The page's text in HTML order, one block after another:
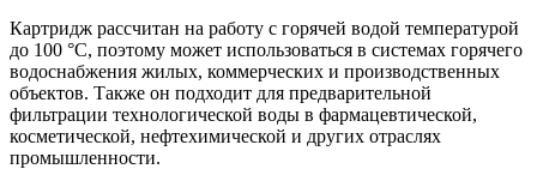
Картридж рассчитан на работу с горячей водой температурой
до 100 °C, поэтому может использоваться в системах горячего
водоснабжения жилых, коммерческих и производственных
объектов. Также он подходит для предварительной
фильтрации технологической воды в фармацевтической,
косметической, нефтехимической и других отраслях
промышленности.